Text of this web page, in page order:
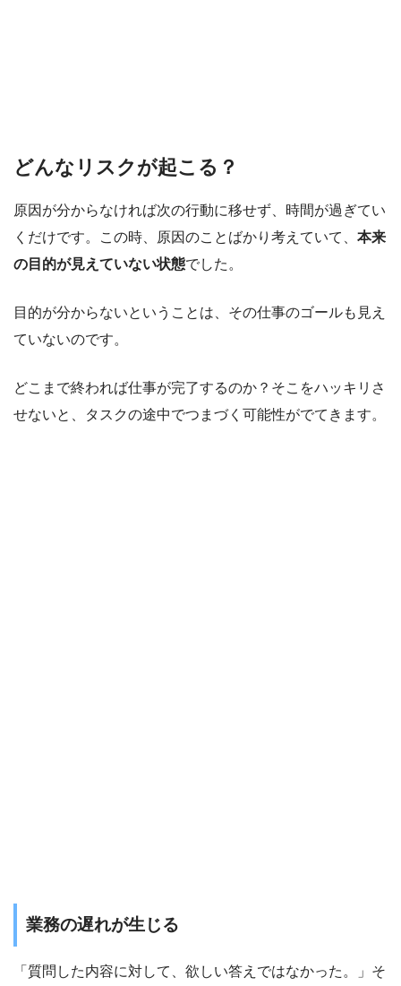
どんなリスクが起こる？
原因が分からなければ次の行動に移せず、時間が過ぎてい
くだけです。この時、原因のことばかり考えていて、 本来
の目的が見えていない状態でした。
目的が分からないということは、その仕事のゴールも見え
ていないのです。
どこまで終われば仕事が完了するのか？そこをハッキリさ
せないと、タスクの途中でつまづく可能性がでてきます。
業務の遅れが生じる
「質問した内容に対して、欲しい答えではなかった。」そ